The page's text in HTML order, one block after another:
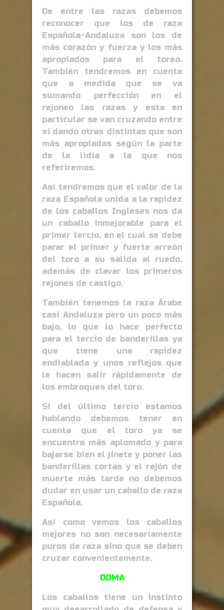
De entre las razas debemos
reconocer que los de raza
Española-Andaluza son los de
más corazón y fuerza y los más
apropiados para el toreo.
También tendremos en cuenta
que a medida que se va
sumando perfección en el
rejoneo las razas y esta en
particular se van cruzando entre
sí dando otras distintas que son
más apropiadas según la parte
de la lidia a la que nos
referiremos.
Así tendremos que el valor de la
raza Española unida a la rapidez
de los caballos Ingleses nos da
un caballo inmejorable para el
primer tercio, en el cual se debe
parar el primer y fuerte arreón
del toro a su salida al ruedo,
además de clavar los primeros
rejones de castigo.
También tenemos la raza Árabe
casi Andaluza pero un poco más
bajo, lo que lo hace perfecto
para el tercio de banderillas ya
que tiene una rapidez
endiablada y unos reflejos que
le hacen salir rápidamente de
los embroques del toro.
Si del último tercio estamos
hablando debemos tener en
cuenta que el toro ya se
encuentra más aplomado y para
bajarse bien el jinete y poner las
banderillas cortas y el rejón de
muerte más tarde no debemos
dudar en usar un caballo de raza
Española.
Así como vemos los caballos
mejores no son necesariamente
puros de raza sino que se deben
cruzar convenientemente.
DOMA
Los caballos tiene un instinto